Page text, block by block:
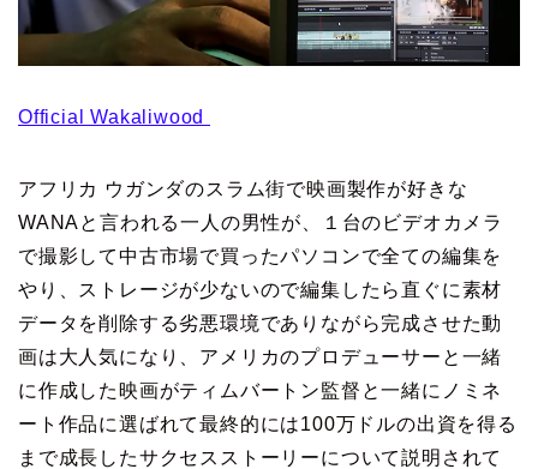
Official Wakaliwood
アフリカ ウガンダのスラム街で映画製作が好きな
WANAと言われる一人の男性が、１台のビデオカメラ
で撮影して中古市場で買ったパソコンで全ての編集を
やり、ストレージが少ないので編集したら直ぐに素材
データを削除する劣悪環境でありながら完成させた動
画は大人気になり、アメリカのプロデューサーと一緒
に作成した映画がティムバートン監督と一緒にノミネ
ート作品に選ばれて最終的には100万ドルの出資を得る
まで成長したサクセスストーリーについて説明されて